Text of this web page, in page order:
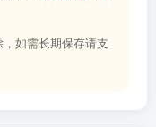
，如需长期保存请支